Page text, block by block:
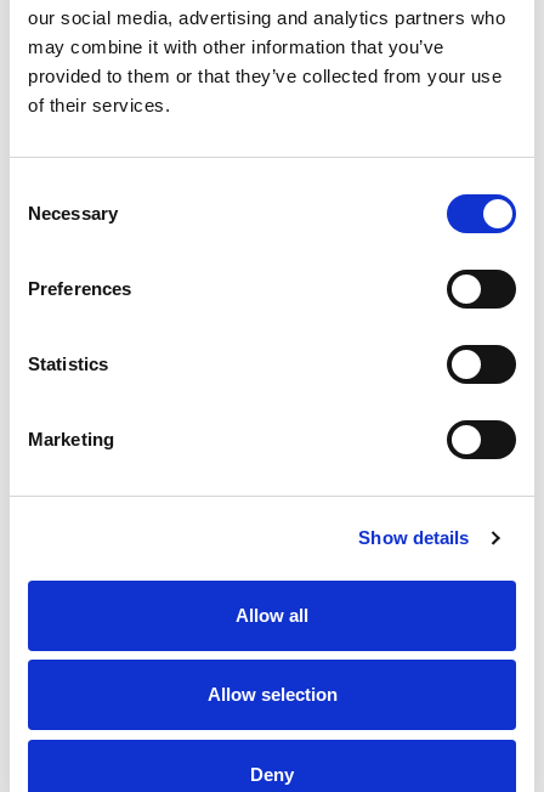
our social media, advertising and analytics partners who
may combine it with other information that you’ve
provided to them or that they’ve collected from your use
of their services.
Selection
Necessary
Preferences
Statistics
Marketing
Show details
Allow all
Allow selection
Deny
Ersatzteile und Zubehör
+39 0473 519470
+39 0471 519410